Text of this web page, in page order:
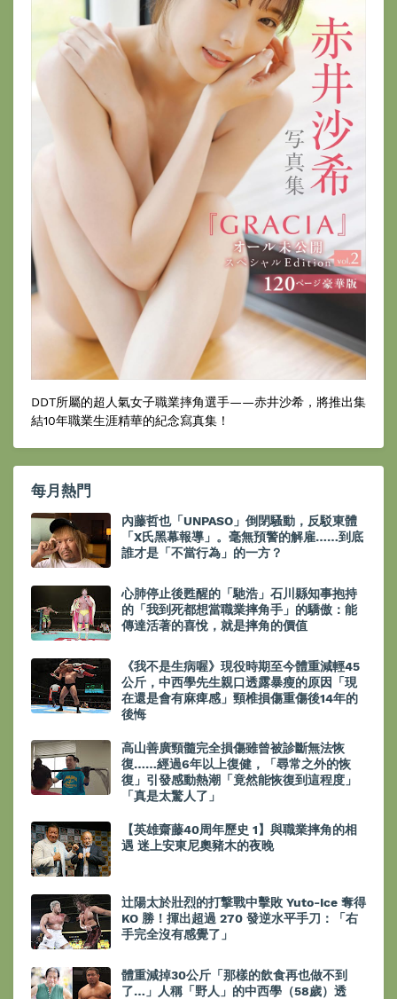
DDT所屬的超人氣女子職業摔角選手——赤井沙希，將推出集
結10年職業生涯精華的紀念寫真集！
每月熱門
內藤哲也「UNPASO」倒閉騷動，反駁東體
「X氏黑幕報導」。毫無預警的解雇……到底
誰才是「不當行為」的一方？
心肺停止後甦醒的「馳浩」石川縣知事抱持
的「我到死都想當職業摔角手」的驕傲：能
傳達活著的喜悅，就是摔角的價值
《我不是生病喔》現役時期至今體重減輕45
公斤，中西學先生親口透露暴瘦的原因「現
在還是會有麻痺感」頸椎損傷重傷後14年的
後悔
高山善廣頸髓完全損傷雖曾被診斷無法恢
復……經過6年以上復健，「尋常之外的恢
復」引發感動熱潮「竟然能恢復到這程度」
「真是太驚人了」
【英雄齋藤40周年歷史 1】與職業摔角的相
遇 迷上安東尼奧豬木的夜晚
辻陽太於壯烈的打撃戰中擊敗 Yuto-Ice 奪得
KO 勝！揮出超過 270 發逆水平手刀：「右
手完全沒有感覺了」
體重減掉30公斤「那樣的飲食再也做不到
了…」人稱「野人」的中西學（58歲）透